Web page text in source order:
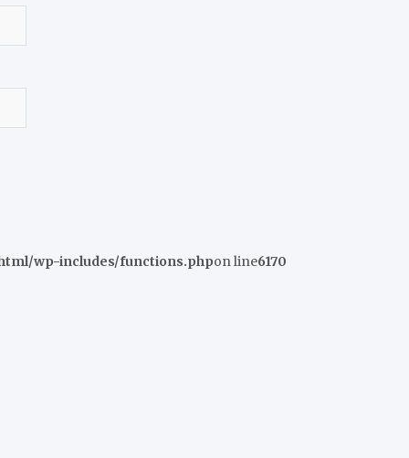
wp-includes/functions.phpon line6170